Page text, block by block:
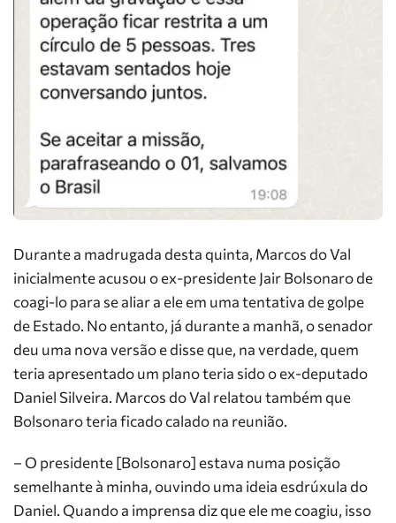
Durante a madrugada desta quinta, Marcos do Val
inicialmente acusou o ex-presidente Jair Bolsonaro de
coagi-lo para se aliar a ele em uma tentativa de golpe
de Estado. No entanto, já durante a manhã, o senador
deu uma nova versão e disse que, na verdade, quem
teria apresentado um plano teria sido o ex-deputado
Daniel Silveira. Marcos do Val relatou também que
Bolsonaro teria ficado calado na reunião.
– O presidente [Bolsonaro] estava numa posição
semelhante à minha, ouvindo uma ideia esdrúxula do
Daniel. Quando a imprensa diz que ele me coagiu, isso